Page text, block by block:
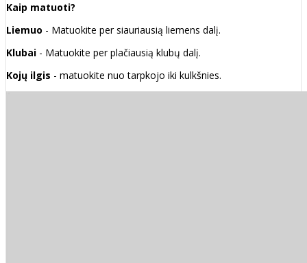
Kaip matuoti?
Liemuo - Matuokite per siauriausią liemens dalį.
Klubai - Matuokite per plačiausią klubų dalį.
Kojų ilgis - matuokite nuo tarpkojo iki kulkšnies.